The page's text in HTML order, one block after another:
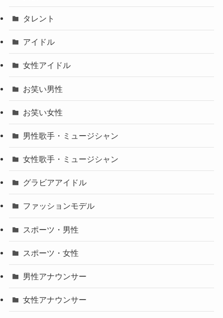
タレント
アイドル
女性アイドル
お笑い男性
お笑い女性
男性歌手・ミュージシャン
女性歌手・ミュージシャン
グラビアアイドル
ファッションモデル
スポーツ・男性
スポーツ・女性
男性アナウンサー
女性アナウンサー